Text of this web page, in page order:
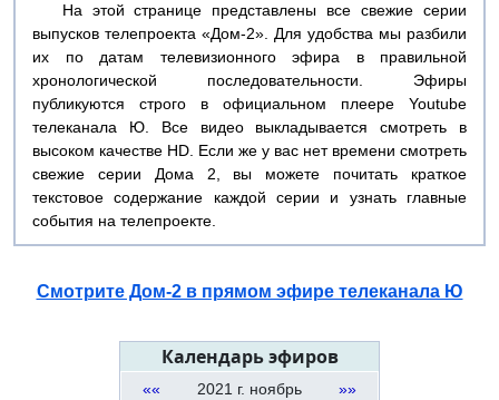
На этой странице представлены все свежие серии
выпусков телепроекта «Дом-2». Для удобства мы разбили
их по датам телевизионного эфира в правильной
хронологической последовательности. Эфиры
публикуются строго в официальном плеере Youtube
телеканала Ю. Все видео выкладывается смотреть в
высоком качестве HD. Если же у вас нет времени смотреть
свежие серии Дома 2, вы можете почитать краткое
текстовое содержание каждой серии и узнать главные
события на телепроекте.
Смотрите Дом-2 в прямом эфире телеканала Ю
Календарь эфиров
«« 2021 г. ноябрь
»»